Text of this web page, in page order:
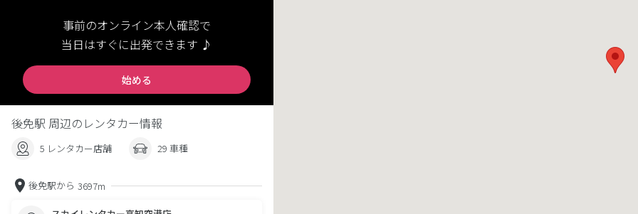
事前のオンライン本人確認で
当日はすぐに出発できます ♪
始める
後免駅 周辺のレンタカー情報
5 レンタカー店舗 29 車種
後免駅から 3697m